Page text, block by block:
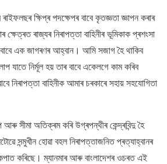
ক্ষিপ্ৰ পদক্ষেপৰ বাবে কৃতজ্ঞতা জ্ঞাপন কৰাৰ
ৰাজ্যৰ নিৰাপত্তা বাহিনীৰ ভূমিকাক প্ৰশংসা
এক জাগৰণৰ আহ্বান। আমি সজাগ হৈ থাকিব
যাতে নিৰ্মূল হয় তাৰ বাবে একেলগে কাম কৰিব
নিৰাপত্তা বাহিনীক আমাৰ চৰকাৰে সহায় সহযোগিতা
আৰু সীমা অতিক্ৰম কৰি উগ্ৰপন্থীৰ কেন্দ্ৰবিন্দু হৈ
সন্মুখীন হোৱা বহল নিৰাপত্তাজনিত প্ৰত্যাহ্বানৰ
কৰিছে। ম্যানমাৰ আৰু বাংলাদেশৰ ওচৰত এই